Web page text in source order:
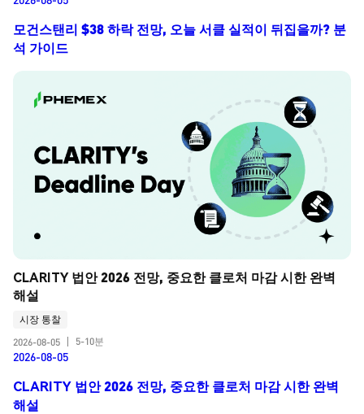
모건스탠리 $38 하락 전망, 오늘 서클 실적이 뒤집을까? 분
석 가이드
CLARITY 법안 2026 전망, 중요한 클로처 마감 시한 완벽
해설
시장 통찰
2026-08-05
5-10분
2026-08-05
CLARITY 법안 2026 전망, 중요한 클로처 마감 시한 완벽
해설